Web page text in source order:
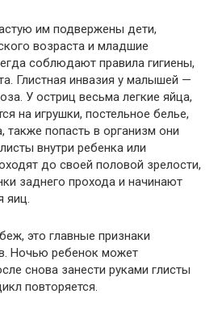
им подвержены дети,
возраста и младшие
соблюдают правила гигиены,
Глистная инвазия у малышей —
У остриц весьма легкие яйца,
на игрушки, постельное белье,
также попасть в организм они
внутри ребенка или
до своей половой зрелости,
заднего прохода и начинают
яиц.
это главные признаки
Ночью ребенок может
снова занести руками глисты
повторяется.